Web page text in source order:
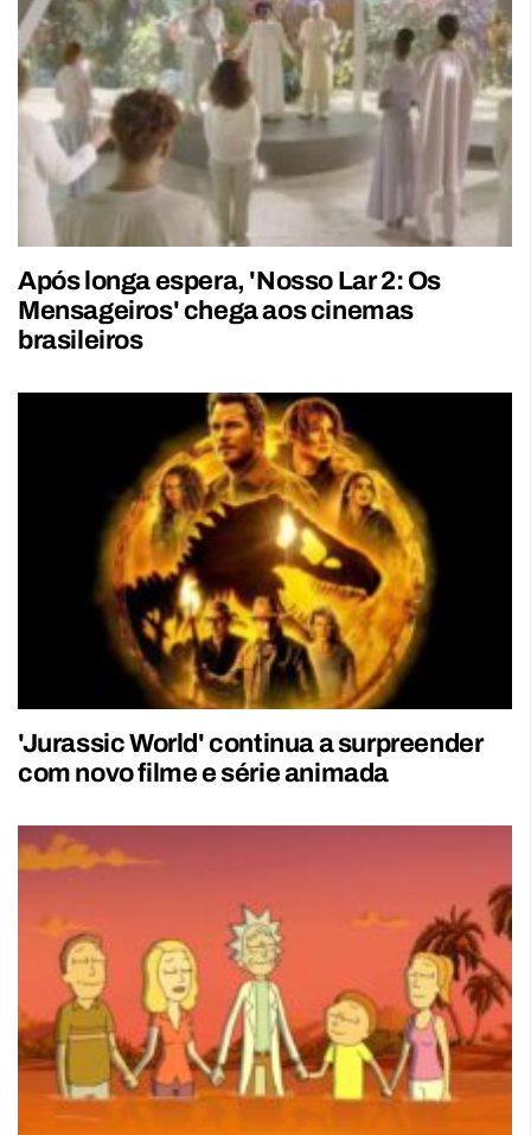
Após longa espera, 'Nosso Lar 2: Os
Mensageiros' chega aos cinemas
brasileiros
'Jurassic World' continua a surpreender
com novo filme e série animada